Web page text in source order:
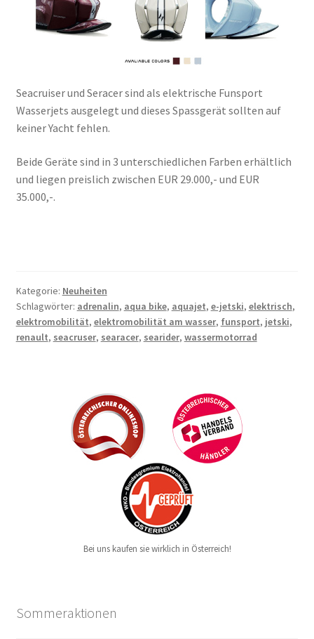
Seacruiser und Seracer sind als elektrische Funsport
Wasserjets ausgelegt und dieses Spassgerät sollten auf
keiner Yacht fehlen.
Beide Geräte sind in 3 unterschiedlichen Farben erhältlich
und liegen preislich zwischen EUR 29.000,- und EUR
35.000,-.
Kategorie: Neuheiten
Schlagwörter: adrenalin, aqua bike, aquajet, e-jetski, elektrisch,
elektromobilität, elektromobilität am wasser, funsport, jetski,
renault, seacruser, searacer, searider, wassermotorrad
Bei uns kaufen sie wirklich in Österreich!
Sommeraktionen